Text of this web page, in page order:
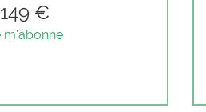
149 €
m'abonne